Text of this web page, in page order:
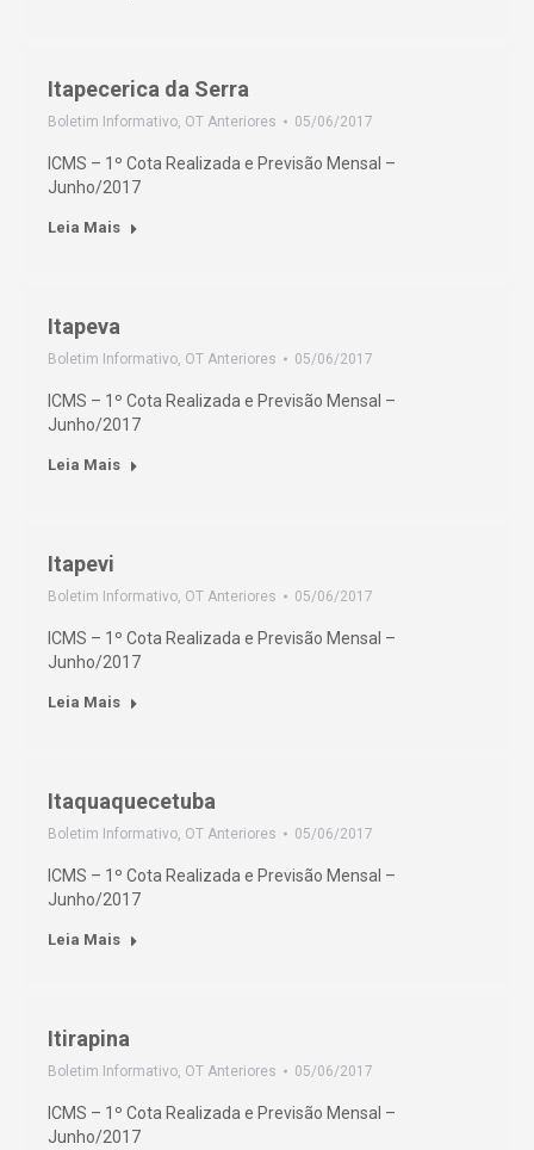
Itapecerica da Serra
Boletim Informativo, OT Anteriores 05/06/2017
ICMS – 1º Cota Realizada e Previsão Mensal –
Junho/2017
Leia Mais
Itapeva
Boletim Informativo, OT Anteriores 05/06/2017
ICMS – 1º Cota Realizada e Previsão Mensal –
Junho/2017
Leia Mais
Itapevi
Boletim Informativo, OT Anteriores 05/06/2017
ICMS – 1º Cota Realizada e Previsão Mensal –
Junho/2017
Leia Mais
Itaquaquecetuba
Boletim Informativo, OT Anteriores 05/06/2017
ICMS – 1º Cota Realizada e Previsão Mensal –
Junho/2017
Leia Mais
Itirapina
Boletim Informativo, OT Anteriores 05/06/2017
ICMS – 1º Cota Realizada e Previsão Mensal –
Junho/2017